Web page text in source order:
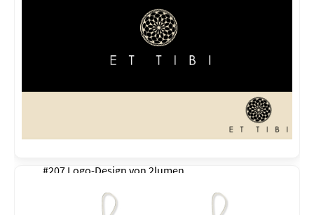
#207 Logo-Design von 2lumen